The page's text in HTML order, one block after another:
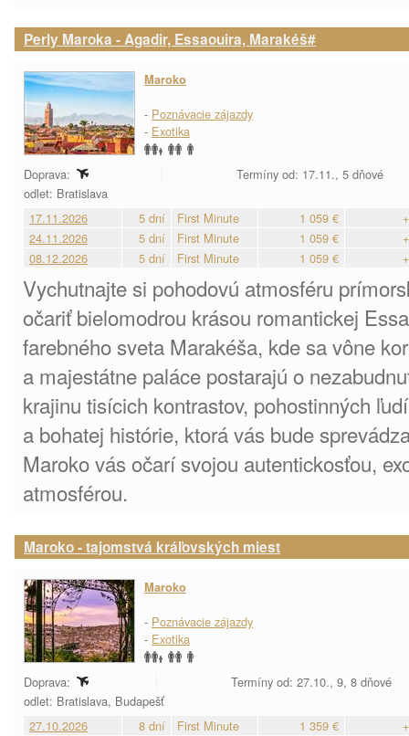
Perly Maroka - Agadir, Essaouira, Marakéš#
Maroko
- Poznávacie zájazdy
- Exotika
Doprava:
Termíny od: 17.11., 5 dňové
odlet: Bratislava
17.11.2026
5 dní First Minute 1 059 €
24.11.2026
5 dní First Minute 1 059 €
08.12.2026
5 dní First Minute 1 059 €
Vychutnajte si pohodovú atmosféru
očariť bielomodrou krásou romantickej
farebného sveta Marakéša, kde sa vône
a majestátne paláce postarajú o
krajinu tisícich kontrastov, pohostinných
a bohatej histórie, ktorá vás bude
Maroko vás očarí svojou autentickosťou,
atmosférou.
Maroko - tajomstvá kráľovských miest
Maroko
- Poznávacie zájazdy
- Exotika
Doprava:
Termíny od: 27.10., 9, 8 dňové
odlet: Bratislava, Budapešť
27.10.2026
8 dní First Minute 1 359 €